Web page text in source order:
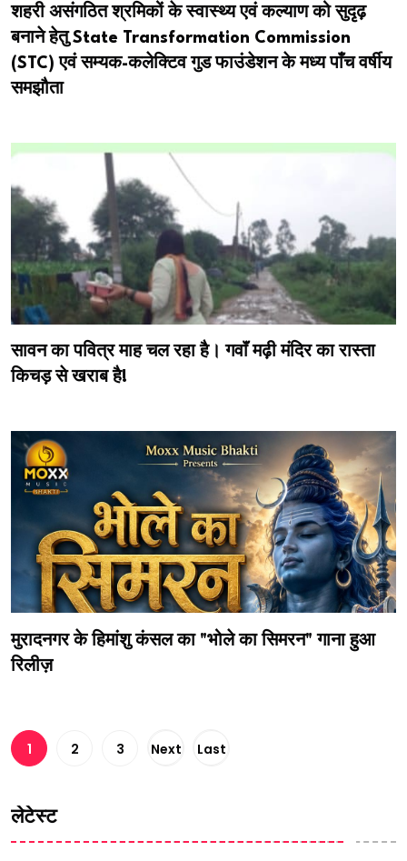
शहरी असंगठित श्रमिकों के स्वास्थ्य एवं कल्याण को सुदृढ़
बनाने हेतु State Transformation Commission
(STC) एवं सम्यक-कलेक्टिव गुड फाउंडेशन के मध्य पाँच वर्षीय
समझौता
सावन का पवित्र माह चल रहा है। गवाॅं मढ़ी मंदिर का रास्ता
किचड़ से खराब है!
मुरादनगर के हिमांशु कंसल का "भोले का सिमरन" गाना हुआ
रिलीज़
1 2 3 Next Last
लेटेस्ट